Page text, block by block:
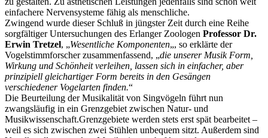
einfachere Nervensysteme fähig als menschliche.
Zwingend wurde dieser Schluß in jüngster Zeit durch eine Reihe
sorgfältiger Untersuchungen des Erlanger Zoologen Professor Dr.
Erwin Tretzel, „Wesentliche Komponenten„, so erklärte der
Vogelstimmforscher zusammenfassend, „die unserer Musik Form,
Wirkung und Schönheit verleihen, lassen sich in einfacher, aber
prinzipiell gleichartiger Form bereits in den Gesängen
verschiedener Vogelarten finden.“
Die Beurteilung der Musikalität von Singvögeln führt nun
zwangsläufig in ein Grenzgebiet zwischen Natur- und
Musikwissenschaft.Grenzgebiete werden stets erst spät bearbeitet –
weil es sich zwischen zwei Stühlen unbequem sitzt. Außerdem sind